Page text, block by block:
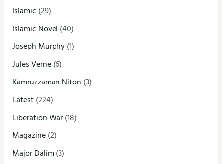
Islamic (29)
Islamic Novel (40)
Joseph Murphy(1)
Jules Verne(6)
Kamruzzaman Niton (3)
Latest(224)
Liberation War(18)
Magazine(2)
Major Dalim (3)